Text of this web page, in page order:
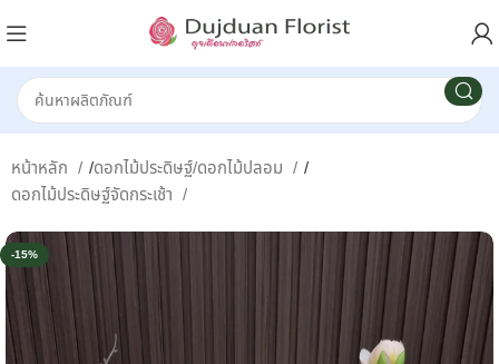
หน้าหลัก /ดอกไม้ประดิษฐ์/ดอกไม้ปลอม
/
ดอกไม้ประดิษฐ์จัดกระเช้า
-15%